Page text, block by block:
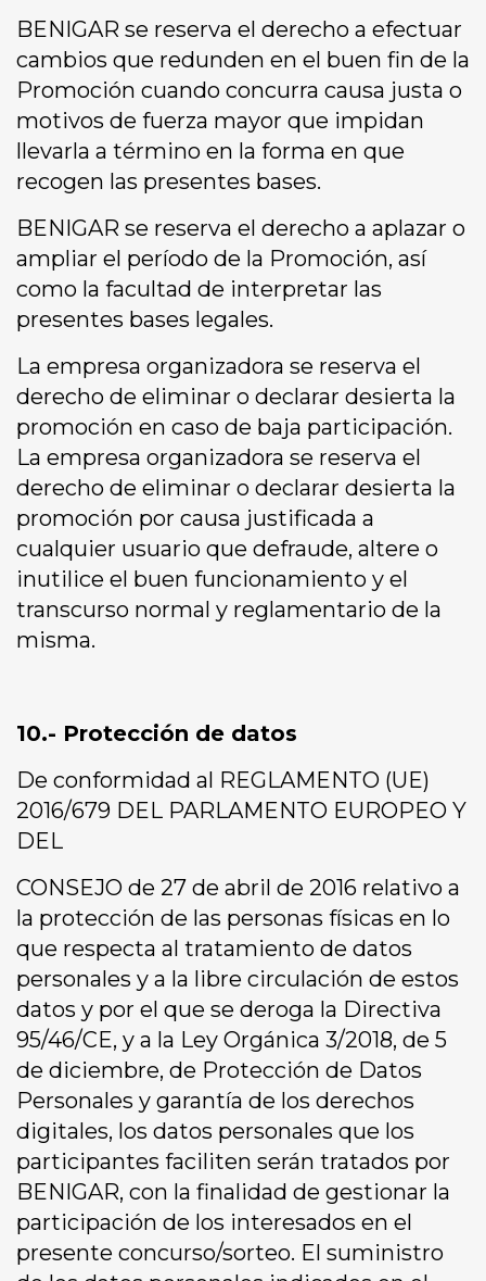
BENIGAR se reserva el derecho a efectuar
cambios que redunden en el buen fin de la
Promoción cuando concurra causa justa o
motivos de fuerza mayor que impidan
llevarla a término en la forma en que
recogen las presentes bases.
BENIGAR se reserva el derecho a aplazar o
ampliar el período de la Promoción, así
como la facultad de interpretar las
presentes bases legales.
La empresa organizadora se reserva el
derecho de eliminar o declarar desierta la
promoción en caso de baja participación.
La empresa organizadora se reserva el
derecho de eliminar o declarar desierta la
promoción por causa justificada a
cualquier usuario que defraude, altere o
inutilice el buen funcionamiento y el
transcurso normal y reglamentario de la
misma.
10.- Protección de datos
De conformidad al REGLAMENTO (UE)
2016/679 DEL PARLAMENTO EUROPEO Y
DEL
CONSEJO de 27 de abril de 2016 relativo a
la protección de las personas físicas en lo
que respecta al tratamiento de datos
personales y a la libre circulación de estos
datos y por el que se deroga la Directiva
95/46/CE, y a la Ley Orgánica 3/2018, de 5
de diciembre, de Protección de Datos
Personales y garantía de los derechos
digitales, los datos personales que los
participantes faciliten serán tratados por
BENIGAR, con la finalidad de gestionar la
participación de los interesados en el
presente concurso/sorteo. El suministro